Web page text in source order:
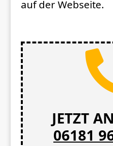
auf der Webseite.
JETZT
06181